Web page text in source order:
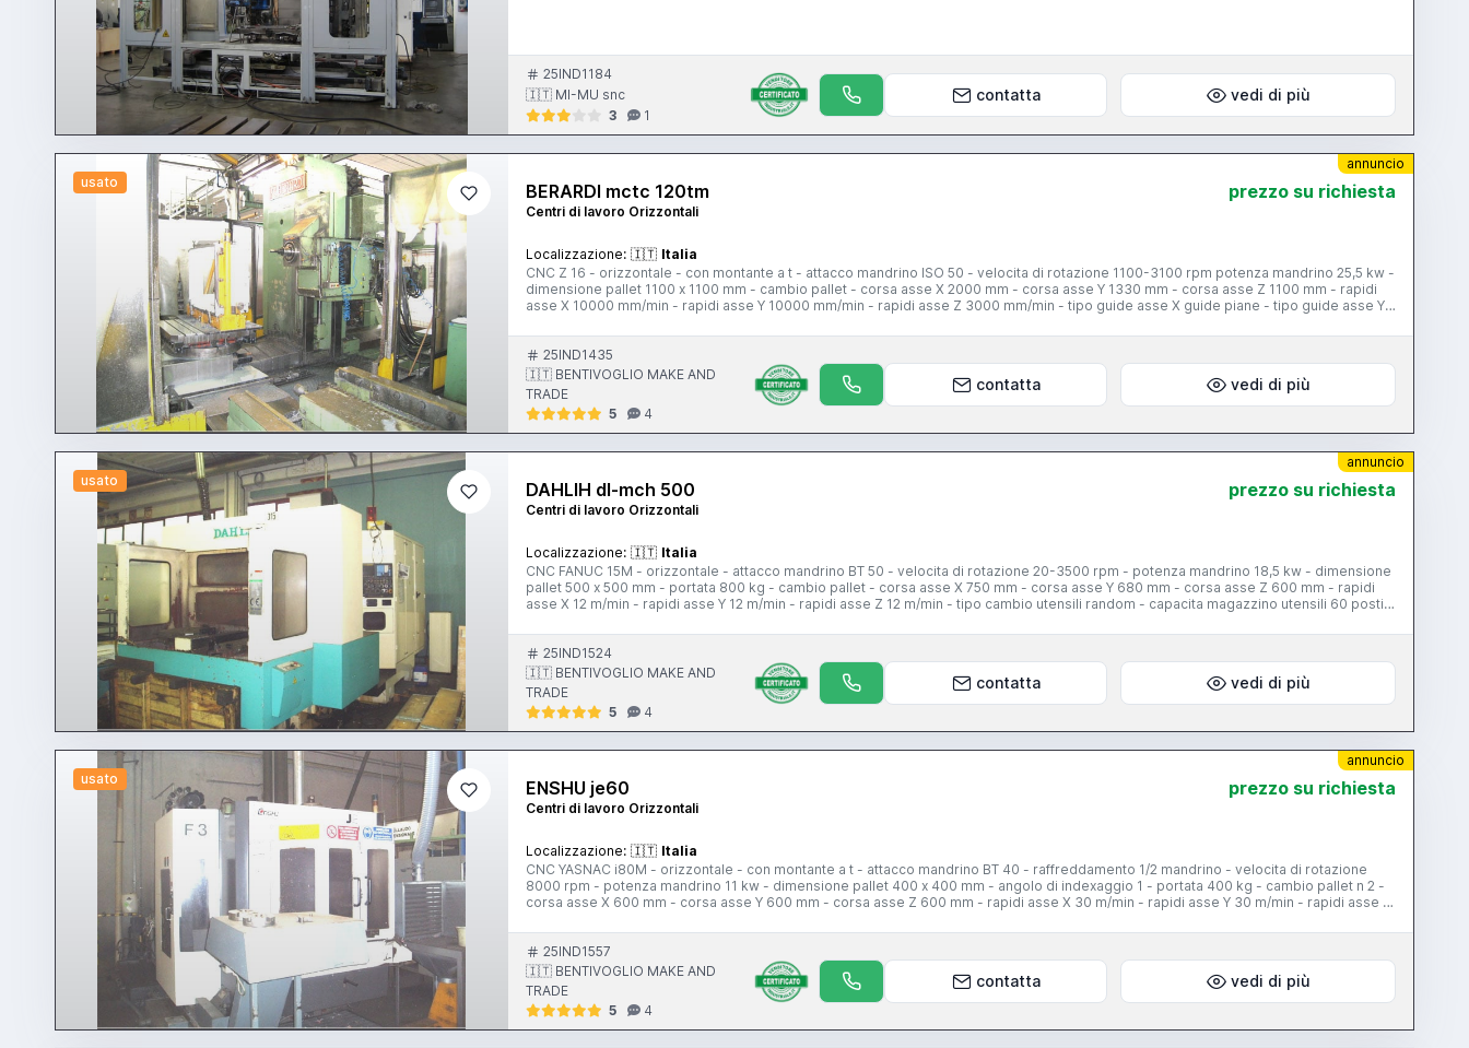
25IND1184
🇮🇹 MI-MU snc
3
1
contatta vedi di più
usato
annuncio
BERARDI mctc 120tm
Centri di lavoro Orizzontali
prezzo su richiesta
Localizzazione: 🇮🇹 Italia
CNC Z 16 - orizzontale - con montante a t - attacco mandrino ISO 50 - velocita di rotazione 1100-3100 rpm potenza mandrino 25,5 kw -
dimensione pallet 1100 x 1100 mm - cambio pallet - corsa asse X 2000 mm - corsa asse Y 1330 mm - corsa asse Z 1100 mm - rapidi
asse X 10000 mm/min - rapidi asse Y 10000 mm/min - rapidi asse Z 3000 mm/min - tipo guide asse X guide piane - tipo guide asse Y
25IND1435
🇮🇹 BENTIVOGLIO MAKE AND
TRADE
5
4
contatta vedi di più
usato
annuncio
DAHLIH dl-mch 500
Centri di lavoro Orizzontali
prezzo su richiesta
Localizzazione: 🇮🇹 Italia
CNC FANUC 15M - orizzontale - attacco mandrino BT 50 - velocita di rotazione 20-3500 rpm - potenza mandrino 18,5 kw - dimensione
pallet 500 x 500 mm - portata 800 kg - cambio pallet - corsa asse X 750 mm - corsa asse Y 680 mm - corsa asse Z 600 mm - rapidi
asse X 12 m/min - rapidi asse Y 12 m/min - rapidi asse Z 12 m/min - tipo cambio utensili random - capacita magazzino utensili 60 posti -
25IND1524
🇮🇹 BENTIVOGLIO MAKE AND
TRADE
5
4
contatta vedi di più
usato
annuncio
ENSHU je60
Centri di lavoro Orizzontali
prezzo su richiesta
Localizzazione: 🇮🇹 Italia
CNC YASNAC i80M - orizzontale - con montante a t - attacco mandrino BT 40 - raffreddamento 1/2 mandrino - velocita di rotazione
8000 rpm - potenza mandrino 11 kw - dimensione pallet 400 x 400 mm - angolo di indexaggio 1 - portata 400 kg - cambio pallet n 2 -
corsa asse X 600 mm - corsa asse Y 600 mm - corsa asse Z 600 mm - rapidi asse X 30 m/min - rapidi asse Y 30 m/min - rapidi asse Z
x 4600 mm
25IND1557
🇮🇹 BENTIVOGLIO MAKE AND
TRADE
5
4
contatta vedi di più